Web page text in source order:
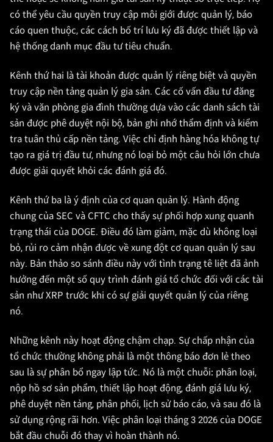
có thể yêu cầu quyền truy cập môi giới được quản lý, báo
cáo quen thuộc, các cách bố trí lưu ký đã được thiết lập và
hệ thống danh mục đầu tư tiêu chuẩn.
Kênh thứ hai là tài khoản được quản lý riêng biệt và quyền
truy cập nền tảng quản lý gia sản. Các cố vấn đầu tư đăng
ký và văn phòng gia đình thường dựa vào các danh sách tài
sản được phê duyệt nội bộ, bản ghi nhớ thẩm định và kiểm
tra tuân thủ cấp nền tảng. Việc chỉ định hàng hóa không tự
tạo ra giá trị đầu tư, nhưng nó loại bỏ một câu hỏi lớn chưa
được giải quyết khỏi các đánh giá đó.
Kênh thứ ba là ý định của cơ quan quản lý. Hành động
chung của SEC và CFTC cho thấy sự phối hợp xung quanh
trạng thái của DOGE. Điều đó làm giảm, mặc dù không loại
bỏ, rủi ro cảm nhận được về xung đột cơ quan quản lý sau
này. Bản thảo so sánh điều này với tình trạng tê liệt đã ảnh
hưởng đến một số quy trình đánh giá tổ chức đối với các tài
sản như XRP trước khi có sự giải quyết quản lý của riêng
nó.
Những kênh này hoạt động chậm chạp. Sự chấp nhận của
tổ chức thường không phải là một thông báo đơn lẻ theo
sau là sự phân bổ ngay lập tức. Nó là một chuỗi: phân loại,
nộp hồ sơ sản phẩm, thiết lập hoạt động, đánh giá lưu ký,
phê duyệt nền tảng, phân phối, lịch sử báo cáo, và sau đó là
sử dụng rộng rãi hơn. Việc phân loại tháng 3 2026 của DOGE
bắt đầu chuỗi đó thay vì hoàn thành nó.